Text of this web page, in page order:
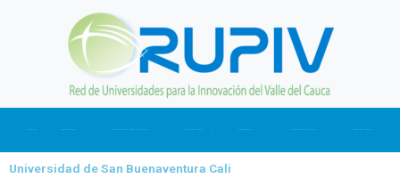
Universidad de San Buenaventura Cali